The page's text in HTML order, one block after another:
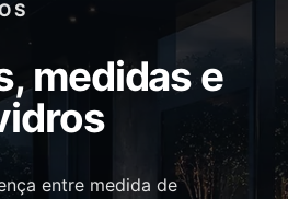
medidas e
entre medida de